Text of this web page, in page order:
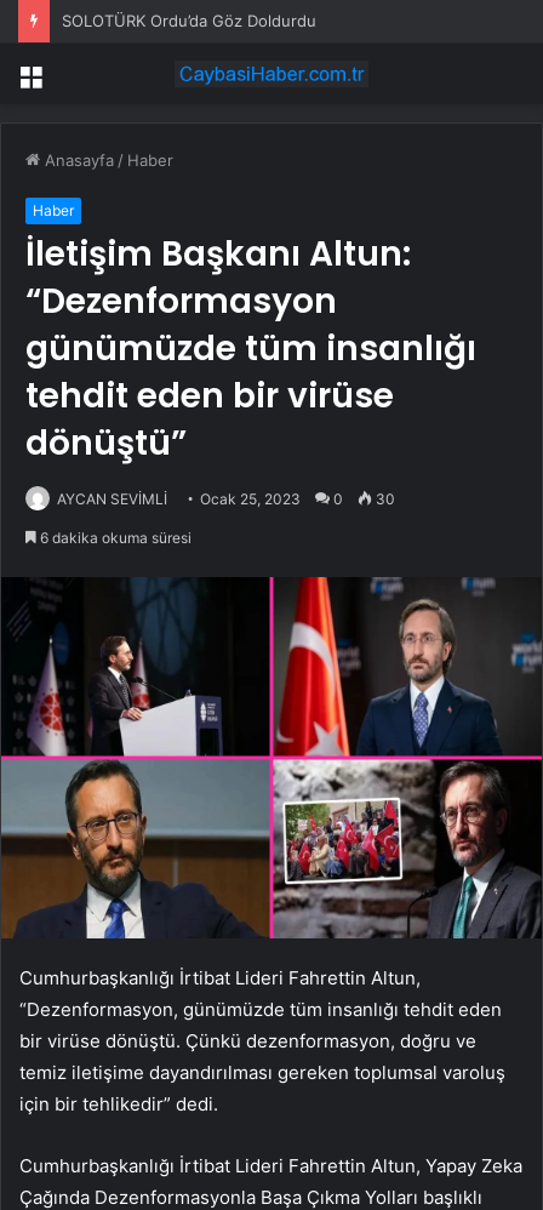
Menü
Anasayfa / Haber
Haber
İletişim Başkanı Altun:
“Dezenformasyon
günümüzde tüm insanlığı
tehdit eden bir virüse
dönüştü”
AYCAN SEVİMLİ Ocak 25, 2023 0 30
6 dakika okuma süresi
Cumhurbaşkanlığı İrtibat Lideri Fahrettin Altun,
“Dezenformasyon, günümüzde tüm insanlığı tehdit eden
bir virüse dönüştü. Çünkü dezenformasyon, doğru ve
temiz iletişime dayandırılması gereken toplumsal varoluş
için bir tehlikedir” dedi.
Cumhurbaşkanlığı İrtibat Lideri Fahrettin Altun, Yapay Zeka
Çağında Dezenformasyonla Başa Çıkma Yolları başlıklı